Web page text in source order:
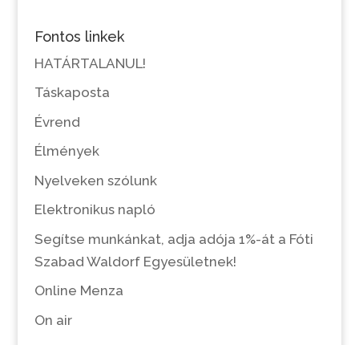
Fontos linkek
HATÁRTALANUL!
Táskaposta
Évrend
Élmények
Nyelveken szólunk
Elektronikus napló
Segítse munkánkat, adja adója 1%-át a Fóti
Szabad Waldorf Egyesületnek!
Online Menza
On air